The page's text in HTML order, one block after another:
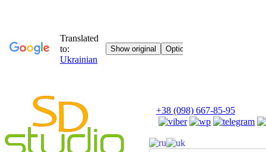
+38 (098) 667-85-95